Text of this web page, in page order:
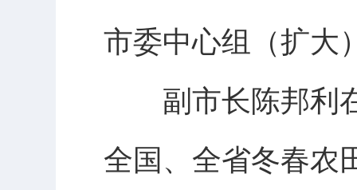
市委中心组（扩大
副市长陈邦利在
全国、全省冬春农